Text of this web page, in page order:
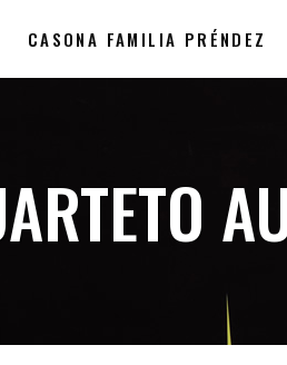
CASONA FAMILIA PRÉNDEZ